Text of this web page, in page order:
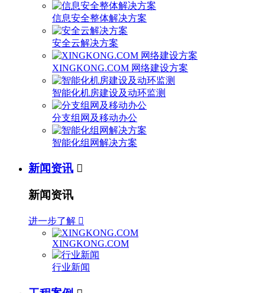
信息安全整体解决方案
安全云解决方案
XINGKONG.COM 网络建设方案
智能化机房建设及动环监测
分支组网及移动办公
智能化组网解决方案
新闻资讯 
新闻资讯
进一步了解 
XINGKONG.COM
行业新闻